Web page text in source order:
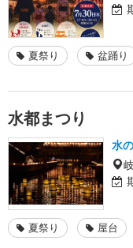
夏祭り 盆踊り
水都まつり
水
夏祭り 屋台